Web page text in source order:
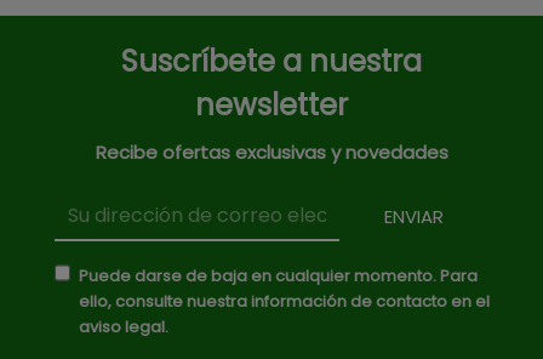
Suscríbete a nuestra
newsletter
Recibe ofertas exclusivas y novedades
Puede darse de baja en cualquier momento. Para
ello, consulte nuestra información de contacto en el
aviso legal.